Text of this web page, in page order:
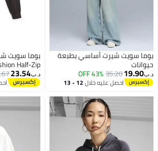
بوما سويت شيرت أساسي بطبعة
حيوانات
د.ب‏19.90
35.20
43% OFF
احصل عليه خلال 12 - 13
بوما سويت
Half-Zip
د.ب‏23.54